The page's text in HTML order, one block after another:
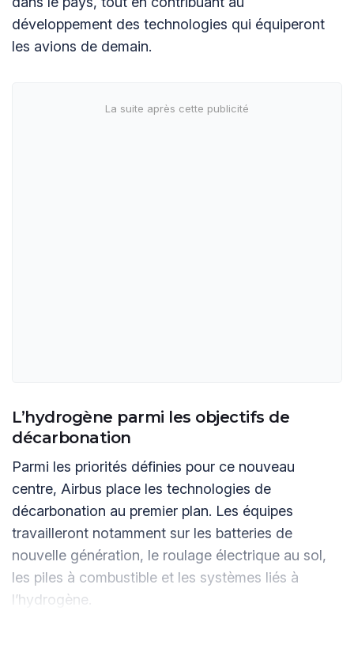
développement des technologies qui équiperont
les avions de demain.
L’hydrogène parmi les objectifs de
décarbonation
Parmi les priorités définies pour ce nouveau
centre, Airbus place les technologies de
décarbonation au premier plan. Les équipes
travailleront notamment sur les batteries de
nouvelle génération, le roulage électrique au sol,
les piles à combustible et les systèmes liés à
l’hydrogène.